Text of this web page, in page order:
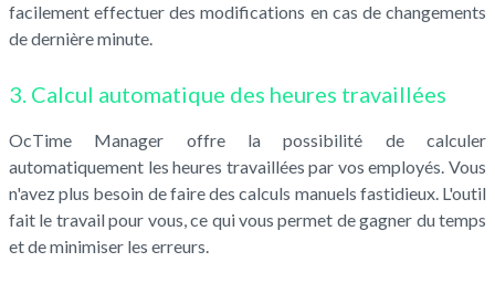
facilement effectuer des modifications en cas de changements
de dernière minute.
3. Calcul automatique des heures travaillées
OcTime Manager offre la possibilité de calculer
automatiquement les heures travaillées par vos employés. Vous
n'avez plus besoin de faire des calculs manuels fastidieux. L'outil
fait le travail pour vous, ce qui vous permet de gagner du temps
et de minimiser les erreurs.